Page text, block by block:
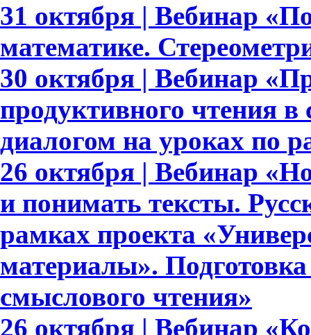
31 октября | Вебинар
математике.
30 октября | Вебинар
продуктивного чтения
диалогом на уроках по
26 октября | Вебинар
и понимать тексты.
рамках проекта
материалы».
смыслового чтения»
26 октября | Вебинар